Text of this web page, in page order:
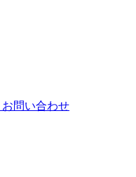
お問い合わせ